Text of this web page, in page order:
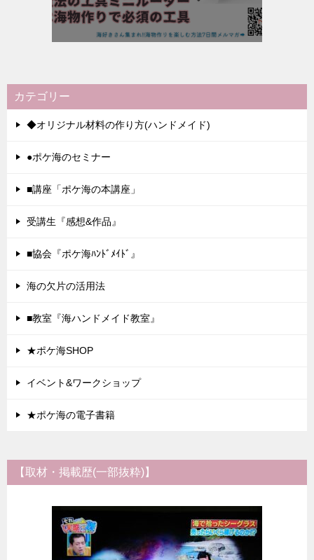
カテゴリー
◆オリジナル材料の作り方(ハンドメイド)
●ポケ海のセミナー
■講座「ポケ海の本講座」
受講生『感想&作品』
■協会『ポケ海ﾊﾝﾄﾞﾒｲﾄﾞ』
海の欠片の活用法
■教室『海ハンドメイド教室』
★ポケ海SHOP
イベント&ワークショップ
★ポケ海の電子書籍
【取材・掲載歴(一部抜粋)】